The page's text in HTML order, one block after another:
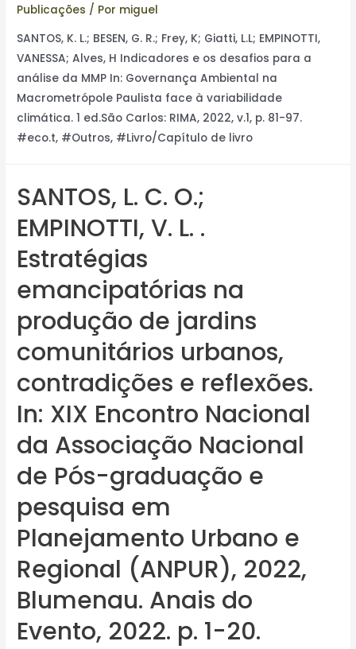
Publicações / Por miguel
SANTOS, K. L.; BESEN, G. R.; Frey, K; Giatti, L.L; EMPINOTTI,
VANESSA; Alves, H Indicadores e os desafios para a
análise da MMP In: Governança Ambiental na
Macrometrópole Paulista face à variabilidade
climática. 1 ed.São Carlos: RIMA, 2022, v.1, p. 81-97.
#eco.t, #Outros, #Livro/Capítulo de livro
SANTOS, L. C. O.;
EMPINOTTI, V. L. .
Estratégias
emancipatórias na
produção de jardins
comunitários urbanos,
contradições e reflexões.
In: XIX Encontro Nacional
da Associação Nacional
de Pós-graduação e
pesquisa em
Planejamento Urbano e
Regional (ANPUR), 2022,
Blumenau. Anais do
Evento, 2022. p. 1-20.